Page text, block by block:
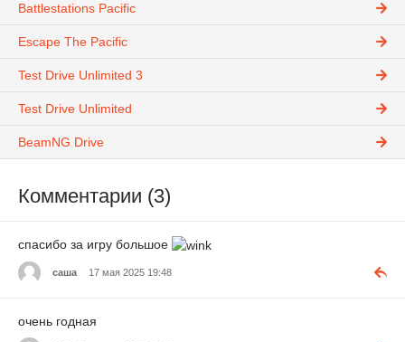
Battlestations Pacific
Escape The Pacific
Test Drive Unlimited 3
Test Drive Unlimited
BeamNG Drive
Комментарии (3)
спасибо за игру большое
саша 17 мая 2025 19:48
очень годная